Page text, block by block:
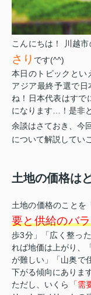
こんにちは！ 川越
さり です(^^)
本日のトピックとい
アジア最終予選で
ね！日本代表はすで
になります…！是非
余談はさておき、今
について解説してい
土地の価格は
土地の価格のことを
要と供給のバ
歩3分」「広く整っ
れば地価は上がり、
が難しい」「山奥で
下がる傾向にあります
ただし、いくら
「需